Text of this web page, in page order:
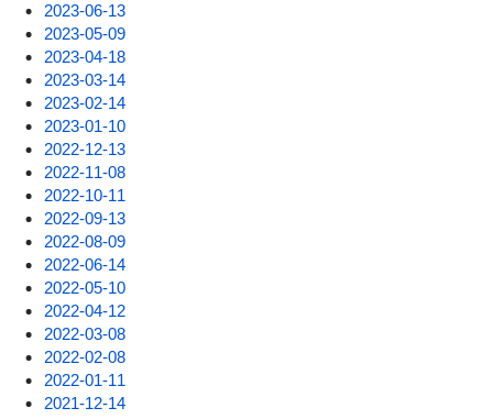
2023-06-13
2023-05-09
2023-04-18
2023-03-14
2023-02-14
2023-01-10
2022-12-13
2022-11-08
2022-10-11
2022-09-13
2022-08-09
2022-06-14
2022-05-10
2022-04-12
2022-03-08
2022-02-08
2022-01-11
2021-12-14